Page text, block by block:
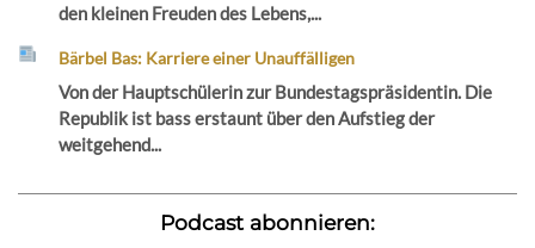
den kleinen Freuden des Lebens,...
Bärbel Bas: Karriere einer Unauffälligen
Von der Hauptschülerin zur Bundestagspräsidentin. Die
Republik ist bass erstaunt über den Aufstieg der
weitgehend...
Podcast abonnieren: